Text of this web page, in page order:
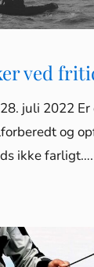
ved
juli 2022
og
ikke farligt….